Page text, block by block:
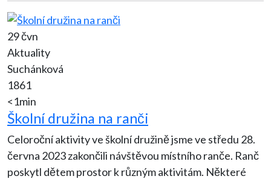
29 čvn
Aktuality
Suchánková
1861
<1min
Školní družina na ranči
Celoroční aktivity ve školní družině jsme ve středu 28.
června 2023 zakončili návštěvou místního ranče. Ranč
poskytl dětem prostor k různým aktivitám. Některé